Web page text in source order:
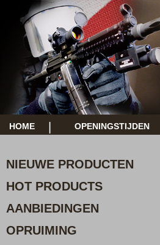
HOME OPENINGSTIJDEN
NIEUWE PRODUCTEN
HOT PRODUCTS
AANBIEDINGEN
OPRUIMING